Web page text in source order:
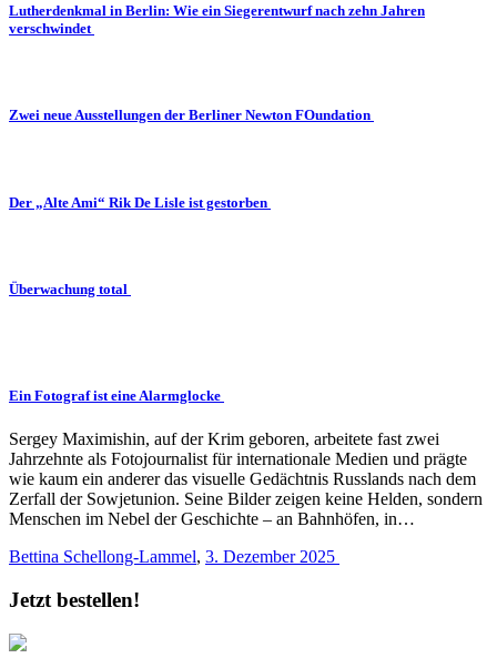
Lutherdenkmal in Berlin: Wie ein Siegerentwurf nach zehn Jahren
verschwindet
Zwei neue Ausstellungen der Berliner Newton FOundation
Der „Alte Ami“ Rik De Lisle ist gestorben
Überwachung total
Ein Fotograf ist eine Alarmglocke
Sergey Maximishin, auf der Krim geboren, arbeitete fast zwei
Jahrzehnte als Fotojournalist für internationale Medien und prägte
wie kaum ein anderer das visuelle Gedächtnis Russlands nach dem
Zerfall der Sowjetunion. Seine Bilder zeigen keine Helden, sondern
Menschen im Nebel der Geschichte – an Bahnhöfen, in…
Bettina Schellong-Lammel, 3. Dezember 2025
Jetzt bestellen!